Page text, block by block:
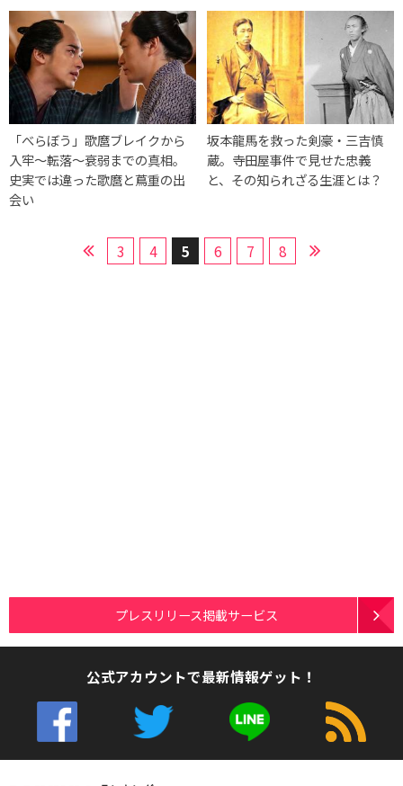
「べらぼう」歌麿ブレイクから
入牢〜転落〜衰弱までの真相。
史実では違った歌麿と蔦重の出
会い
坂本龍馬を救った剣豪・三吉慎
蔵。寺田屋事件で見せた忠義
と、その知られざる生涯とは？
3 4 5 6 7 8
プレスリリース掲載サービス
公式アカウントで最新情報ゲット！